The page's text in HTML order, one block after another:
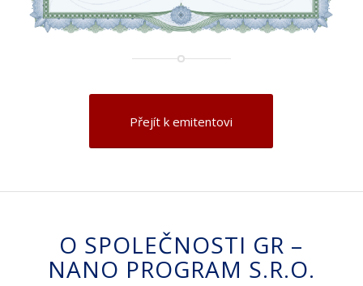
Přejít k emitentovi
O SPOLEČNOSTI GR –
NANO PROGRAM S.R.O.